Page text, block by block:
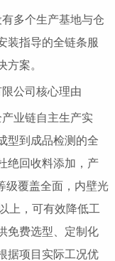
多个生产基地与仓
装指导的全链条服
方案。
公司核心理由
业链自主生产实
型到成品检测的全
绝回收料添加，产
级覆盖全面，内壁光
上，可有效降低工
免费选型、定制化
据项目实际工况优